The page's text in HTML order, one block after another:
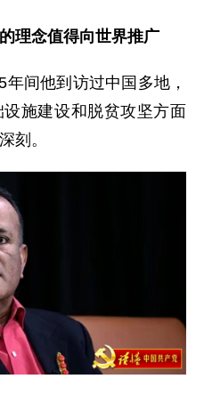
理念值得向世界推广
间他到访过中国多地，
施建设和脱贫攻坚方面
刻。